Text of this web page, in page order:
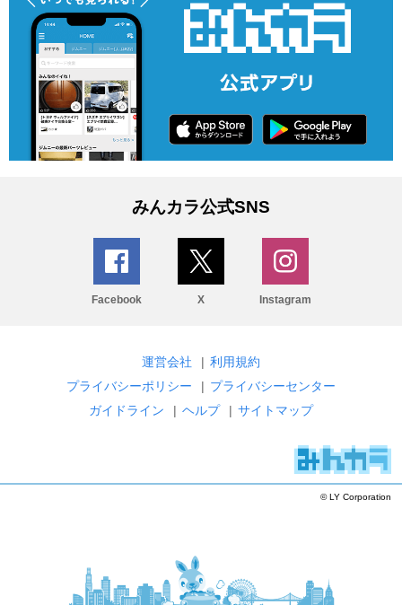
みんカラ公式SNS
Facebook X Instagram
運営会社 | 利用規約
プライバシーポリシー
| プライバシーセンター
ガイドライン
| ヘルプ | サイトマップ
© LY Corporation